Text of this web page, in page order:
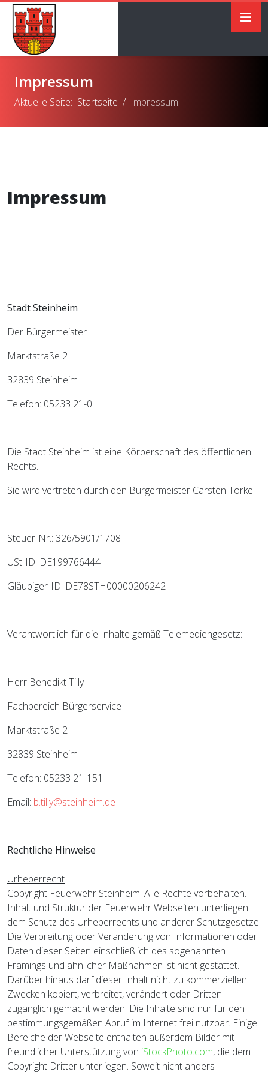
Impressum
Aktuelle Seite: Startseite Impressum
Impressum
Stadt Steinheim
Der Bürgermeister
Marktstraße 2
32839 Steinheim
Telefon: 05233 21-0
Die Stadt Steinheim ist eine Körperschaft des öffentlichen
Rechts.
Sie wird vertreten durch den Bürgermeister Carsten Torke.
Steuer-Nr.: 326/5901/1708
USt-ID: DE199766444
Gläubiger-ID: DE78STH00000206242
Verantwortlich für die Inhalte gemäß Telemediengesetz:
Herr Benedikt Tilly
Fachbereich Bürgerservice
Marktstraße 2
32839 Steinheim
Telefon: 05233 21-151
Email: b.tilly@steinheim.de
Rechtliche Hinweise
Urheberrecht
Copyright Feuerwehr Steinheim. Alle Rechte vorbehalten.
Inhalt und Struktur der Feuerwehr Webseiten unterliegen
dem Schutz des Urheberrechts und anderer Schutzgesetze.
Die Verbreitung oder Veränderung von Informationen oder
Daten dieser Seiten einschließlich des sogenannten
Framings und ähnlicher Maßnahmen ist nicht gestattet.
Darüber hinaus darf dieser Inhalt nicht zu kommerziellen
Zwecken kopiert, verbreitet, verändert oder Dritten
zugänglich gemacht werden. Die Inhalte sind nur für den
bestimmungsgemäßen Abruf im Internet frei nutzbar. Einige
Bereiche der Webseite enthalten außerdem Bilder mit
freundlicher Unterstützung von iStockPhoto.com, die dem
Copyright Dritter unterliegen. Soweit nicht anders